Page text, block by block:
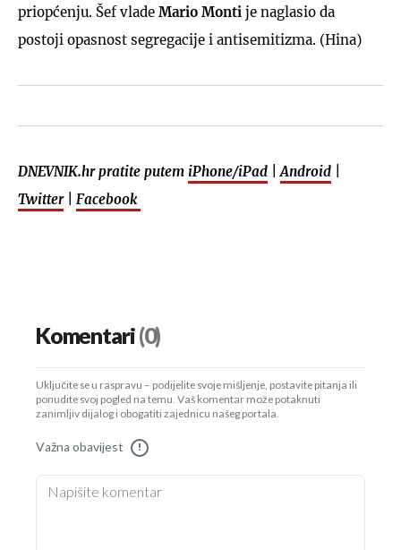
priopćenju. Šef vlade Mario Monti je naglasio da
postoji opasnost segregacije i antisemitizma. (Hina)
DNEVNIK.hr pratite putem iPhone/iPad Android
Twitter| Facebook
Komentari(0)
Uključite se u raspravu – podijelite svoje mišljenje, postavite pitanja ili
ponudite svoj pogled na temu. Vaš komentar može potaknuti
zanimljiv dijalog i obogatiti zajednicu našeg portala.
Važna obavijest !